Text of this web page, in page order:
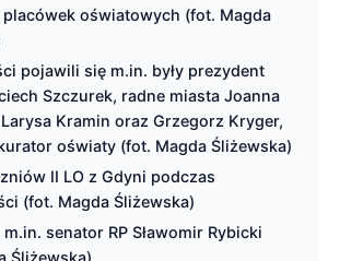
oświatowych (fot. Magda
pojawili się m.in. były prezydent
Szczurek, radne miasta Joanna
Kramin oraz Grzegorz Kryger,
oświaty (fot. Magda Śliżewska)
II LO z Gdyni podczas
(fot. Magda Śliżewska)
senator RP Sławomir Rybicki
Śliżewska)